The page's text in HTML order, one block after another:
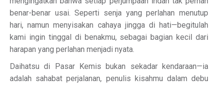
benar-benar usai. Seperti senja yang perlahan menutup
hari, namun menyisakan cahaya jingga di hati—begitulah
kami ingin tinggal di benakmu, sebagai bagian kecil dari
harapan yang perlahan menjadi nyata.
Daihatsu di Pasar Kemis bukan sekadar kendaraan—ia
adalah sahabat perjalanan, penulis kisahmu dalam debu